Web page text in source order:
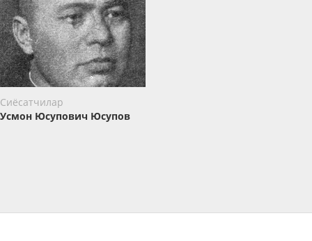
Сиёсатчилар
Усмон Юсупович Юсупов